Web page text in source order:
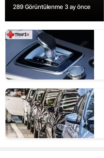
planlarını değiştirdi
289 Görüntülenme 3 ay önce